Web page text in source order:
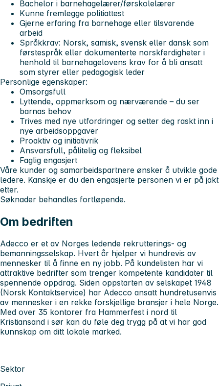
Bachelor i barnehagelærer/førskolelærer
Kunne fremlegge politiattest
Gjerne erfaring fra barnehage eller tilsvarende
arbeid
Språkkrav: Norsk, samisk, svensk eller dansk som
førstespråk eller dokumenterte norskferdigheter i
henhold til barnehagelovens krav for å bli ansatt
som styrer eller pedagogisk leder
Personlige egenskaper:
Omsorgsfull
Lyttende, oppmerksom og nærværende – du ser
barnas behov
Trives med nye utfordringer og setter deg raskt inn i
nye arbeidsoppgaver
Proaktiv og initiativrik
Ansvarsfull, pålitelig og fleksibel
Faglig engasjert
Våre kunder og samarbeidspartnere ønsker å utvikle gode
ledere. Kanskje er du den engasjerte personen vi er på jakt
etter.
Søknader behandles fortløpende.
Om bedriften
Adecco er et av Norges ledende rekrutterings- og
bemanningsselskap. Hvert år hjelper vi hundrevis av
mennesker til å finne en ny jobb. På kundelisten har vi
attraktive bedrifter som trenger kompetente kandidater til
spennende oppdrag. Siden oppstarten av selskapet 1948
(Norsk Kontaktservice) har Adecco ansatt hundretusenvis
av mennesker i en rekke forskjellige bransjer i hele Norge.
Med over 35 kontorer fra Hammerfest i nord til
Kristiansand i sør kan du føle deg trygg på at vi har god
kunnskap om ditt lokale marked.
Sektor